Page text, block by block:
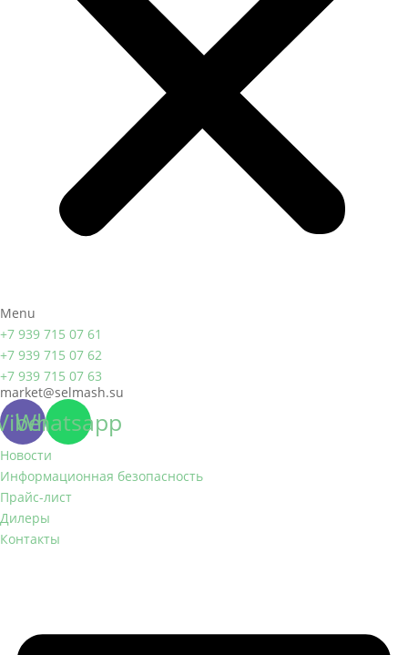
Menu
+7 939 715 07 61
+7 939 715 07 62
+7 939 715 07 63
market@selmash.su
Whatsapp
Новости
Информационная безопасность
Прайс-лист
Дилеры
Контакты